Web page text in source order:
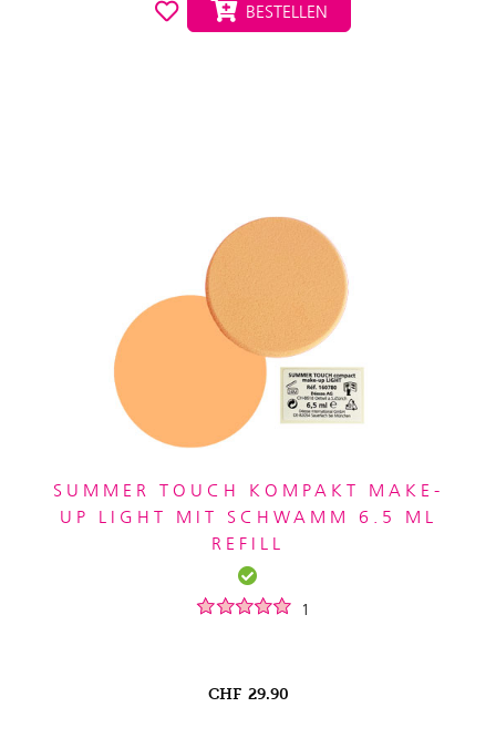
BESTELLEN
SUMMER TOUCH KOMPAKT MAKE-
UP LIGHT MIT SCHWAMM 6.5 ML
REFILL
1
CHF 29.90